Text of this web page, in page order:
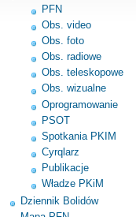
PFN
Obs. video
Obs. foto
Obs. radiowe
Obs. teleskopowe
Obs. wizualne
Oprogramowanie
PSOT
Spotkania PKIM
Cyrqlarz
Publikacje
Władze PKiM
Dziennik Bolidów